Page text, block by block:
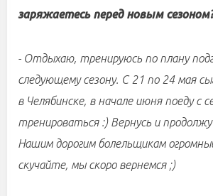
заряжаетесь перед новым
- Отдыхаю, тренируюсь по плану
следующему сезону. С 21 по 24 мая
в Челябинске, в начале июня поеду с
тренироваться :) Вернусь и
Нашим дорогим болельщикам
скучайте, мы скоро вернемся ;)